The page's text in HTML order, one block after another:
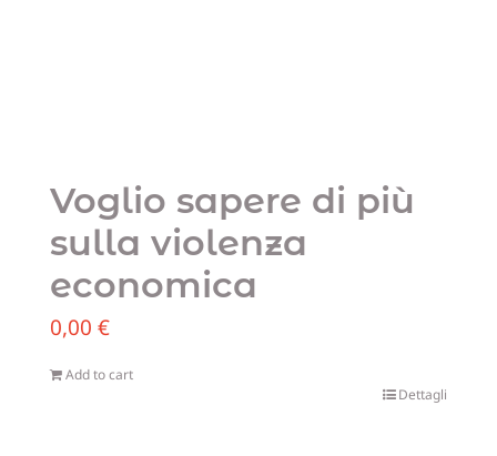
Voglio sapere di più
sulla violenza
economica
0,00 €
Add to cart
Dettagli